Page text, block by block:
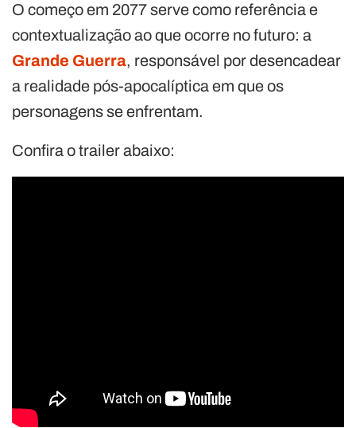
O começo em 2077 serve como referência e
contextualização ao que ocorre no futuro: a
Grande Guerra, responsável por desencadear
a realidade pós-apocalíptica em que os
personagens se enfrentam.
Confira o trailer abaixo: